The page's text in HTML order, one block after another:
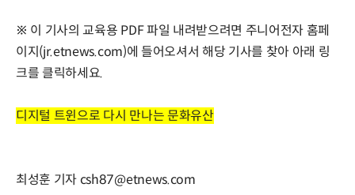
※ 이 기사의 교육용 PDF 파일 내려받으려면 주니어전자 홈페
이지(jr.etnews.com)에 들어오셔서 해당 기사를 찾아 아래 링
크를 클릭하세요.
디지털 트윈으로 다시 만나는 문화유산
최성훈 기자 csh87@etnews.com